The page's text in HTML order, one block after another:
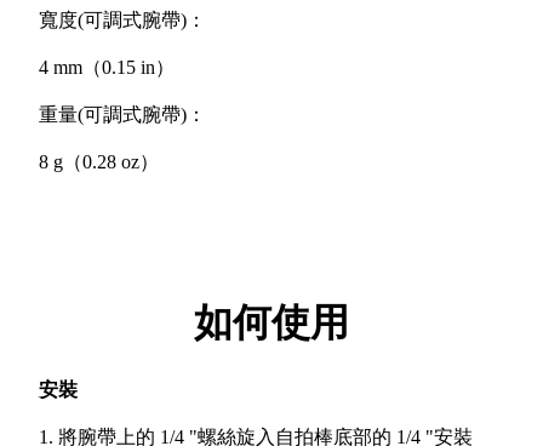
寬度(可調式腕帶)：
4 mm（0.15 in）
重量(可調式腕帶)：
8 g（0.28 oz）
如何使用
安裝
1. 將腕帶上的 1/4 "螺絲旋入自拍棒底部的 1/4 "安裝